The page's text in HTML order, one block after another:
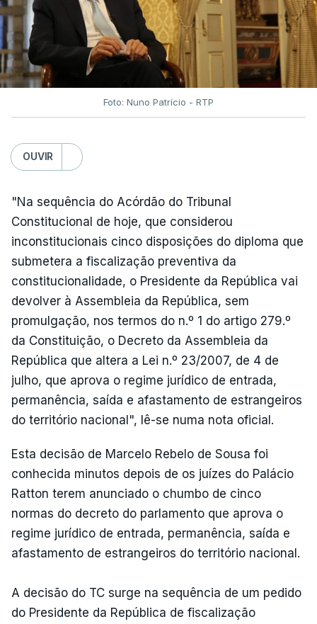
Foto: Nuno Patrício - RTP
OUVIR
"Na sequência do Acórdão do Tribunal
Constitucional de hoje, que considerou
inconstitucionais cinco disposições do diploma que
submetera a fiscalização preventiva da
constitucionalidade, o Presidente da República vai
devolver à Assembleia da República, sem
promulgação, nos termos do n.º 1 do artigo 279.º
da Constituição, o Decreto da Assembleia da
República que altera a Lei n.º 23/2007, de 4 de
julho, que aprova o regime jurídico de entrada,
permanência, saída e afastamento de estrangeiros
do território nacional", lê-se numa nota oficial.
Esta decisão de Marcelo Rebelo de Sousa foi
conhecida minutos depois de os juízes do Palácio
Ratton terem anunciado o chumbo de cinco
normas do decreto do parlamento que aprova o
regime jurídico de entrada, permanência, saída e
afastamento de estrangeiros do território nacional.
A decisão do TC surge na sequência de um pedido
do Presidente da República de fiscalização